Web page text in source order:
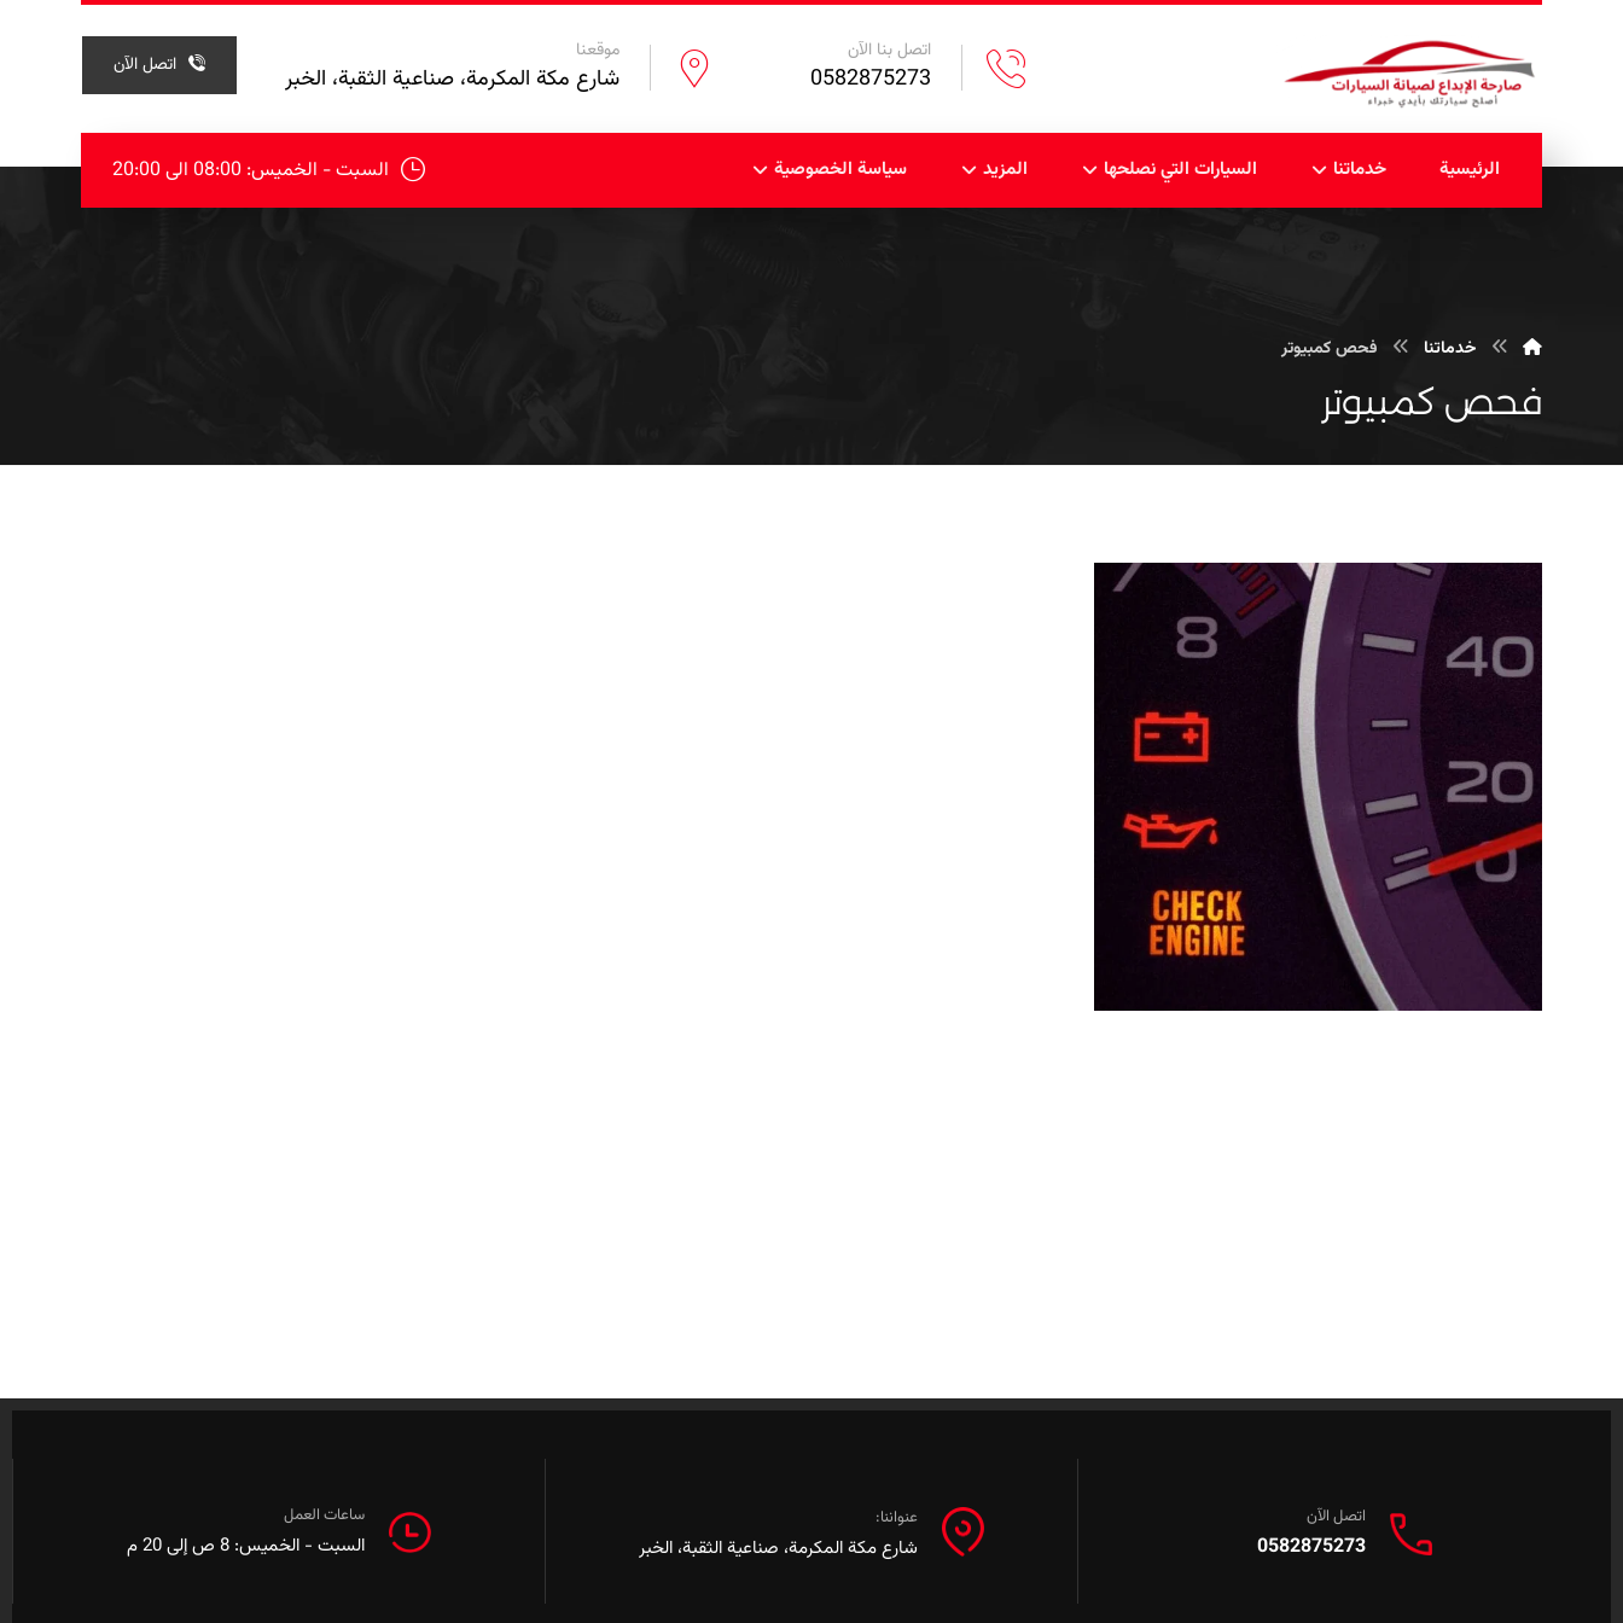
اتصل الآن
موقعنا
شارع مكة المكرمة، صناعية الثقبة، الخبر
اتصل بنا الآن
0582875273
الرئيسية خدماتنا السيارات التي نصلحها المزيد سياسة الخصوصية السبت - الخميس: 08:00 الی 20:00
خدماتنا فحص كمبيوتر
فحص كمبيوتر
اتصل الآن
0582875273
عنواننا:
شارع مكة المكرمة، صناعية الثقبة، الخبر
ساعات العمل
السبت - الخميس: 8 ص إلى 20 م